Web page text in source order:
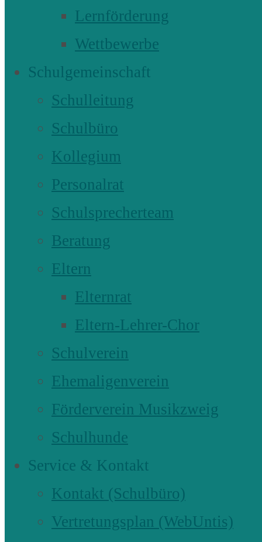
Lernförderung
Wettbewerbe
Schulgemeinschaft
Schulleitung
Schulbüro
Kollegium
Personalrat
Schulsprecherteam
Beratung
Eltern
Elternrat
Eltern-Lehrer-Chor
Schulverein
Ehemaligenverein
Förderverein Musikzweig
Schulhunde
Service & Kontakt
Kontakt (Schulbüro)
Vertretungsplan (WebUntis)